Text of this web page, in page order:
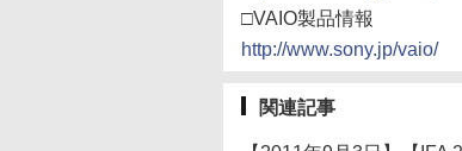
□VAIO製品情報
http://www.sony.jp/vaio/
関連記事